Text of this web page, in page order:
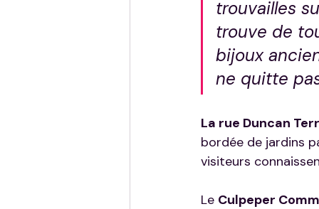
trouvailles
trouve de
bijoux
ne quitte
La rue Duncan
bordée de jardins
visiteurs
Le Culpeper